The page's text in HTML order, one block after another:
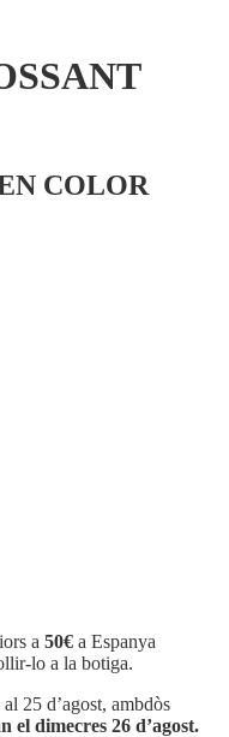
COLOR
a 50€ a Espanya
lo a la botiga.
25 d’agost, ambdòs
el dimecres 26 d’agost.